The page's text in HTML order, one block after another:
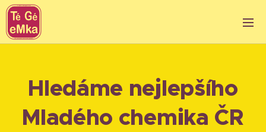
Hledáme nejlepšího
Mladého chemika ČR